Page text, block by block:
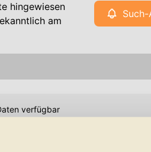
hingewiesen
am
verfügbar
für Deutschland. Quelle: Auto-News